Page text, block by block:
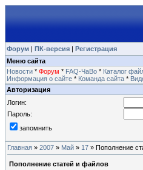
Форум | ПК-версия | Регистрация
Меню сайта
Новости * Форум * FAQ-ЧаВо * Каталог
Информация о сайте * Команда сайта *
Авторизация
Логин:
Пароль:
запомнить
Главная » 2007 » Май » 17 » Пополнение
Пополнение статей и файлов